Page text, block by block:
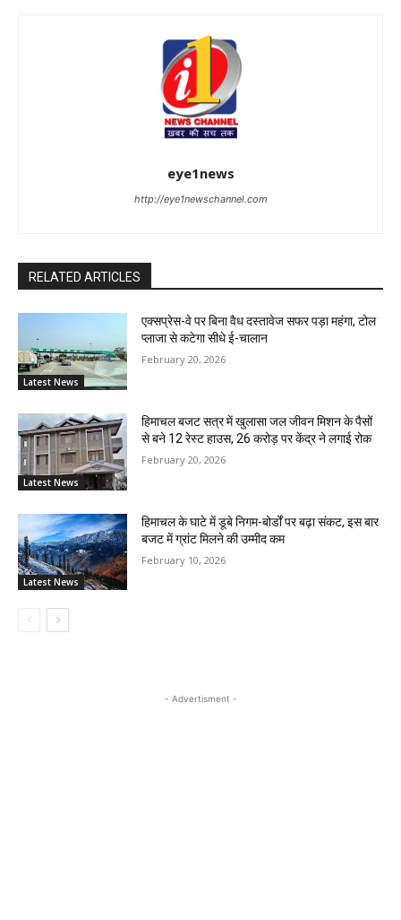
eye1news
http://eye1newschannel.com
RELATED ARTICLES
Latest News
एक्सप्रेस-वे पर बिना वैध दस्तावेज सफर पड़ा महंगा, टोल
प्लाजा से कटेगा सीधे ई-चालान
February 20, 2026
Latest News
हिमाचल बजट सत्र में खुलासा जल जीवन मिशन के पैसों
से बने 12 रेस्ट हाउस, 26 करोड़ पर केंद्र ने लगाई रोक
February 20, 2026
Latest News
हिमाचल के घाटे में डूबे निगम-बोर्डों पर बढ़ा संकट, इस बार
बजट में ग्रांट मिलने की उम्मीद कम
February 10, 2026
- Advertisment -